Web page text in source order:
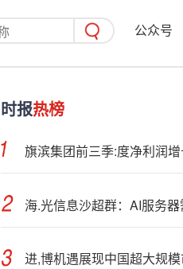
公众号
时报热榜